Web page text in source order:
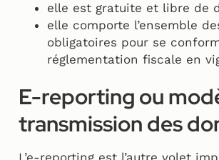
elle est gratuite et libre de
elle comporte l’ensemble
obligatoires pour se
réglementation fiscale en
E-reporting ou
transmission des
L’e-reporting est l’autre volet